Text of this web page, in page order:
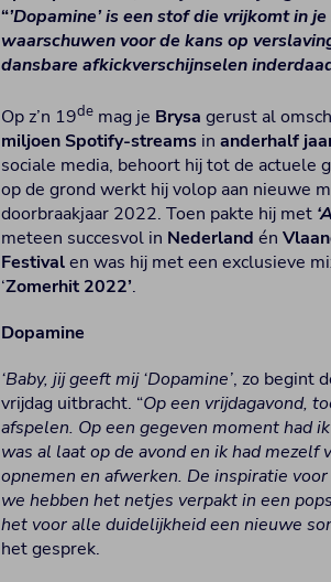
“’Dopamine’ is een stof die vrijkomt in
waarschuwen voor de kans op
dansbare afkickverschijnselen
Op z’n 19de mag je Brysa gerust al
miljoen Spotify-streams inanderhalf
sociale media, behoort hij tot de actuele
op de grond werkt hij volop aan nieuwe
doorbraakjaar 2022. Toen pakte hij met
meteen succesvol in Nederland én
Festivalen was hij met een exclusieve
‘Zomerhit 2022’.
Dopamine
‘Baby, jij geeft mij ‘Dopamine’, zo begint
vrijdag uitbracht. “Op een vrijdagavond,
afspelen. Op een gegeven moment had
was al laat op de avond en ik had
opnemen en afwerken. De inspiratie
we hebben het netjes verpakt in een
het voor alle duidelijkheid een nieuwe
het gesprek.